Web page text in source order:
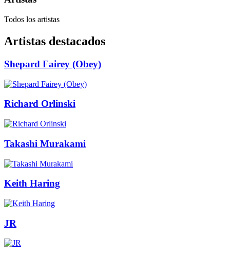
Todos los artistas
Artistas destacados
Shepard Fairey (Obey)
Richard Orlinski
Takashi Murakami
Keith Haring
JR